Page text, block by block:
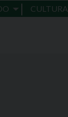
CULTURA